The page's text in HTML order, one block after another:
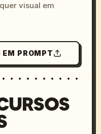
visual em
EM PROMPT